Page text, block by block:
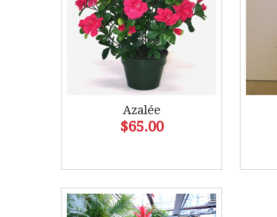
Azalée
$65.00